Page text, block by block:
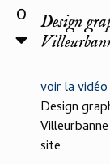
0
Design
voir la vidéo
Design
site